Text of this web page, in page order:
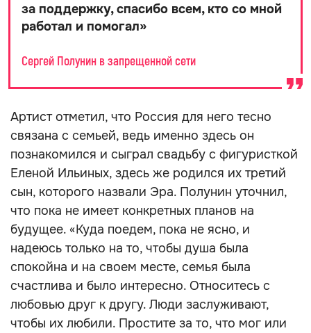
за поддержку, спасибо всем, кто со мной
работал и помогал»
Сергей Полунин в запрещенной сети
Артист отметил, что Россия для него тесно
связана с семьей, ведь именно здесь он
познакомился и сыграл свадьбу с фигуристкой
Еленой Ильиных, здесь же родился их третий
сын, которого назвали Эра. Полунин уточнил,
что пока не имеет конкретных планов на
будущее. «Куда поедем, пока не ясно, и
надеюсь только на то, чтобы душа была
спокойна и на своем месте, семья была
счастлива и было интересно. Относитесь с
любовью друг к другу. Люди заслуживают,
чтобы их любили. Простите за то, что мог или